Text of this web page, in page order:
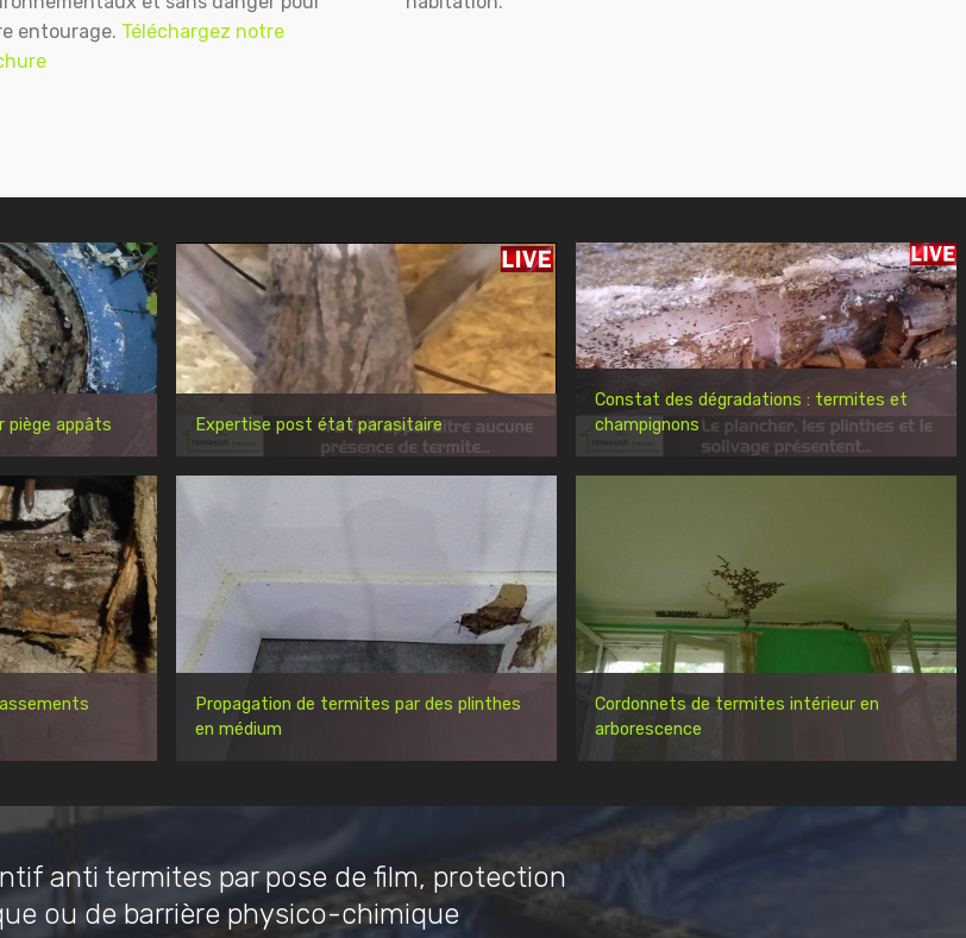
entourage. Téléchargez notre
piège appâts Expertise post état parasitaire
Constat des dégradations : termites et
champignons
Propagation de termites par des plinthes
en médium
Cordonnets de termites intérieur en
arborescence
anti termites par pose de film, protection
ou de barrière physico-chimique